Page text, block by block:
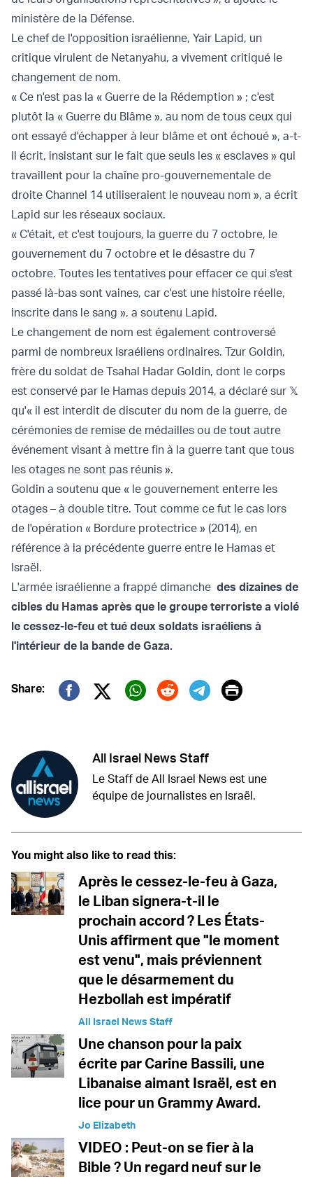
ministère de la Défense.
Le chef de l'opposition israélienne, Yair Lapid, un
critique virulent de Netanyahu, a vivement critiqué le
changement de nom.
« Ce n'est pas la « Guerre de la Rédemption » ; c'est
plutôt la « Guerre du Blâme », au nom de tous ceux qui
ont essayé d'échapper à leur blâme et ont échoué », a-t-
il écrit, insistant sur le fait que seuls les « esclaves » qui
travaillent pour la chaîne pro-gouvernementale de
droite Channel 14 utiliseraient le nouveau nom », a écrit
Lapid sur les réseaux sociaux.
« C'était, et c'est toujours, la guerre du 7 octobre, le
gouvernement du 7 octobre et le désastre du 7
octobre. Toutes les tentatives pour effacer ce qui s'est
passé là-bas sont vaines, car c'est une histoire réelle,
inscrite dans le sang », a soutenu Lapid.
Le changement de nom est également controversé
parmi de nombreux Israéliens ordinaires. Tzur Goldin,
frère du soldat de Tsahal Hadar Goldin, dont le corps
est conservé par le Hamas depuis 2014, a déclaré sur 𝕏
qu'« il est interdit de discuter du nom de la guerre, de
cérémonies de remise de médailles ou de tout autre
événement visant à mettre fin à la guerre tant que tous
les otages ne sont pas réunis ».
Goldin a soutenu que « le gouvernement enterre les
otages – à double titre. Tout comme ce fut le cas lors
de l'opération « Bordure protectrice » (2014), en
référence à la précédente guerre entre le Hamas et
Israël.
L'armée israélienne a frappé dimanche des dizaines de
cibles du Hamas après que le groupe terroriste a violé
le cessez-le-feu et tué deux soldats israéliens à
l'intérieur de la bande de Gaza.
Share:
Twitter (X)
Print
All Israel News Staff
Le Staff de All Israel News est une
équipe de journalistes en Israël.
You might also like to read this:
Après le cessez-le-feu à Gaza,
le Liban signera-t-il le
prochain accord ? Les États-
Unis affirment que "le moment
est venu", mais préviennent
que le désarmement du
Hezbollah est impératif
All Israel News Staff
Une chanson pour la paix
écrite par Carine Bassili, une
Libanaise aimant Israël, est en
lice pour un Grammy Award.
Jo Elizabeth
VIDEO : Peut-on se fier à la
Bible ? Un regard neuf sur le